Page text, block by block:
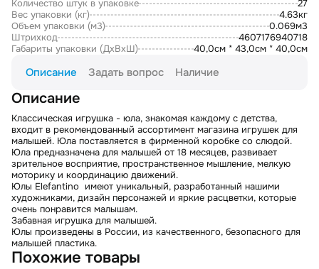
Количество штук в упаковке
27
Вес упаковки (кг)
4.63кг
Объем упаковки (м3)
0.069м3
Штрихкод
4607176940718
Габариты упаковки (ДxВxШ)
40,0см * 43,0см * 40,0см
Описание Задать вопрос Наличие
Описание
Классическая игрушка - юла, знакомая каждому с детства,
входит в рекомендованный ассортимент магазина игрушек для
малышей. Юла поставляется в фирменной коробке со слюдой.
Юла предназначена для малышей от 18 месяцев, развивает
зрительное восприятие, пространственное мышление, мелкую
моторику и координацию движений.
Юлы Elefantino имеют уникальный, разработанный нашими
художниками, дизайн персонажей и яркие расцветки, которые
очень понравится малышам.
Забавная игрушка для малышей.
Юлы произведены в России, из качественного, безопасного для
малышей пластика.
Похожие товары